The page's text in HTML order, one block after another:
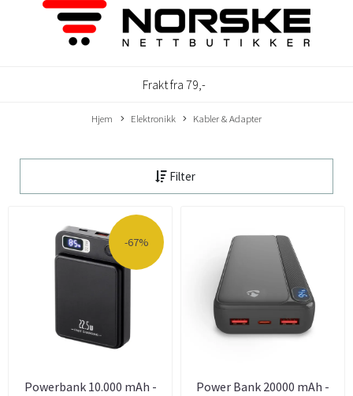
Frakt fra 79,-
Hjem Elektronikk Kabler & Adapter
Filter
-67%
Powerbank 10.000 mAh -
Power Bank 20000 mAh -